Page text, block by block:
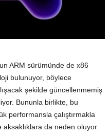
ARM sürümünde de x86
bulunuyor, böylece
şekilde güncellenmemiş
Bununla birlikte, bu
performansla çalıştırmakla
aksaklıklara da neden oluyor.